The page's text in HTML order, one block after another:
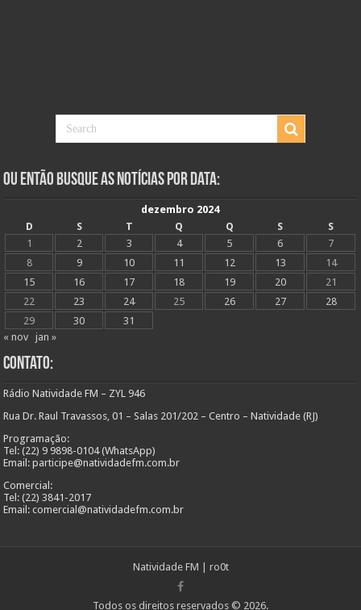
Ou Então Busque as Notícias Por Data:
dezembro 2024
D
S T Q Q S
S
1
2 3 4 5 6
7
8
9 10 11 12 13
14
15
16 17 18 19 20
21
22
23 24 25 26 27
28
29
30
31
« nov
jan »
Contato:
Rádio Natividade FM – ZYL 946
Rua Dr. Raul Travassos, 01 – Salas 201/202 – Centro – Natividade (RJ)
Programação:
Tel: (22) 9 9898-0104 (WhatsApp)
Email: participe@natividadefm.com.br
Comercial:
Tel: (22) 3841-2017
Email: comercial@natividadefm.com.br
Natividade FM ro0t
Todos os direitos reservados © 2026.